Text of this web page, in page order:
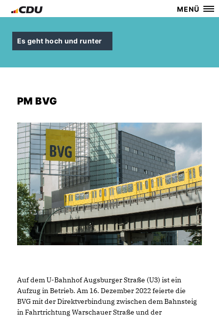
MENÜ
Es geht hoch und runter
PM BVG
Auf dem U-Bahnhof Augsburger Straße (U3) ist ein
Aufzug in Betrieb. Am 16. Dezember 2022 feierte die
BVG mit der Direktverbindung zwischen dem Bahnsteig
in Fahrtrichtung Warschauer Straße und der